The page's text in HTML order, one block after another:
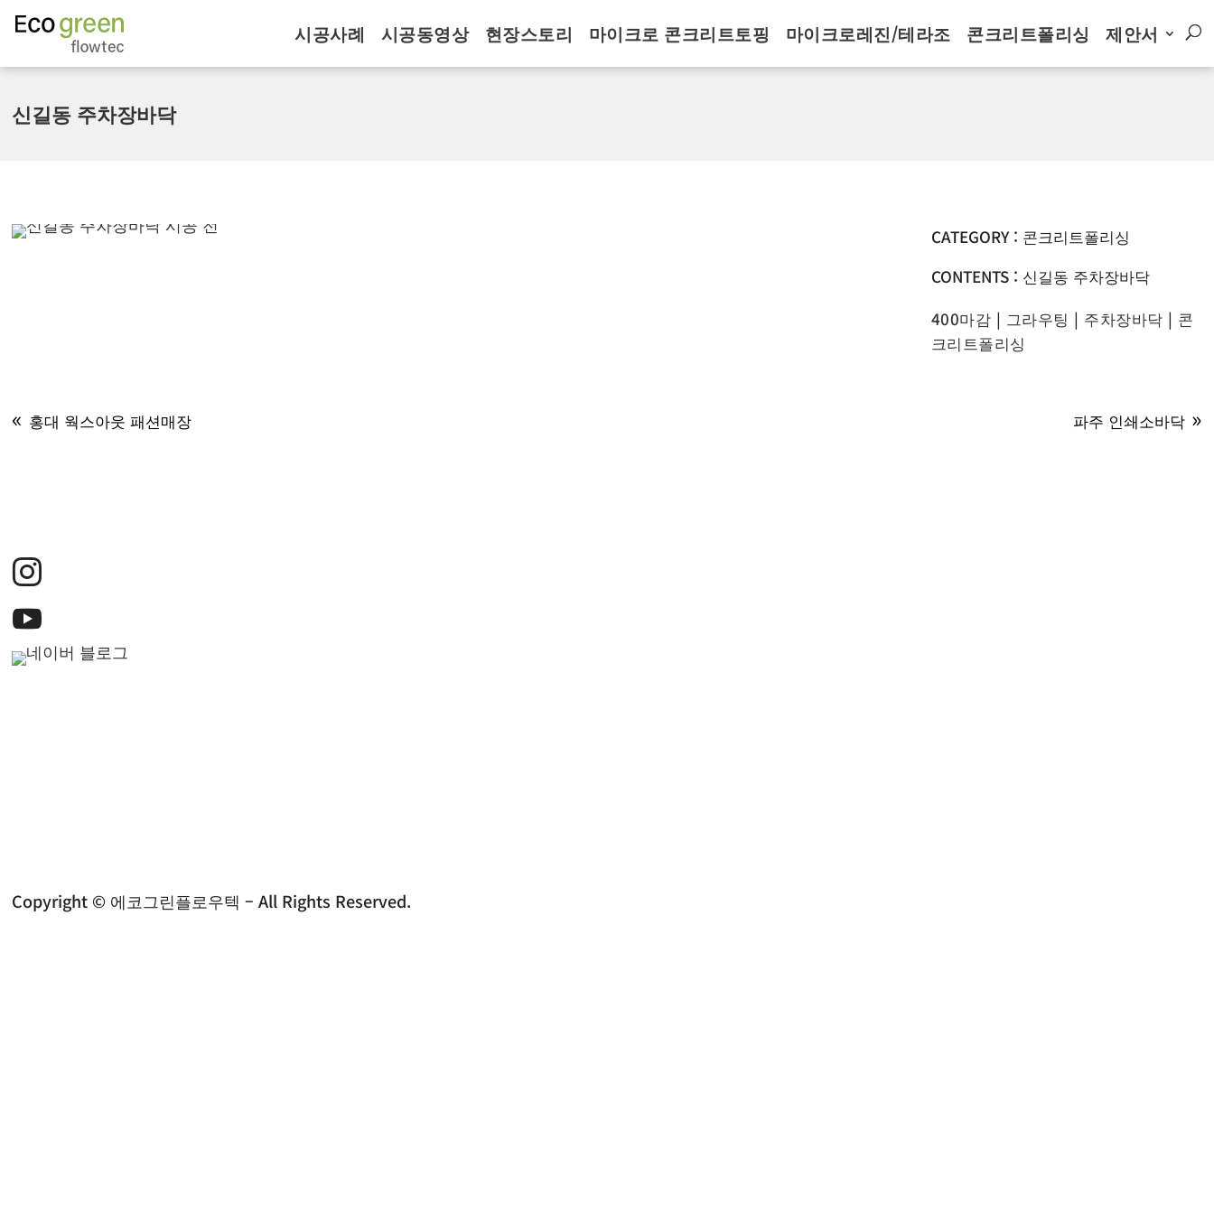
시공사례 시공동영상 현장스토리 마이크로 콘크리트토핑 마이크로레진/테라조 콘크리트폴리싱 제안서
신길동 주차장바닥
CATEGORY : 콘크리트폴리싱
CONTENTS : 신길동 주차장바닥
400마감 | 그라우팅 | 주차장바닥 | 콘
크리트폴리싱
파주 인쇄소바닥
홍대 웍스아웃 패션매장


Copyright © 에코그린플로우텍 – All Rights Reserved.